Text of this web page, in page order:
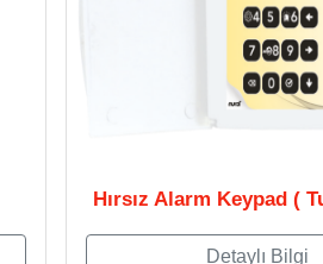
Hırsız Alarm Keypad (
Detaylı Bilgi